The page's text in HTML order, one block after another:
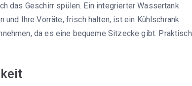
das Geschirr spülen. Ein integrierter Wassertank
und Ihre Vorräte, frisch halten, ist ein Kühlschrank
da es eine bequeme Sitzecke gibt. Praktisch